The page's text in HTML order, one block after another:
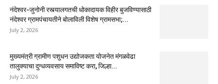
नंदेश्वर-जुनोनी रस्त्यालगतची धोकादायक विहीर बुजविण्यासाठी
नंदेश्वर ग्रामपंचायतीने बोलाविली विशेष ग्रामसभा;...
July 2, 2026
मुख्यमंत्री ग्रामीण पशुधन उद्योजकता योजनेत मंगळवेढा
तालुक्याचा दुग्धव्यवसाय समाविष्ट करा, जिल्हा...
July 2, 2026